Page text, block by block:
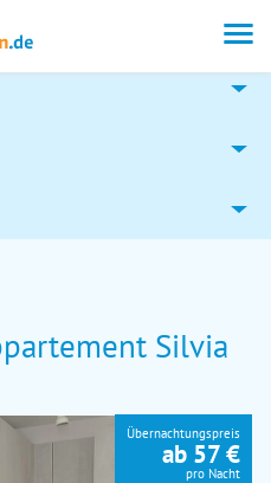
Silvia
Übernachtungspreis
ab 57 €
pro Nacht